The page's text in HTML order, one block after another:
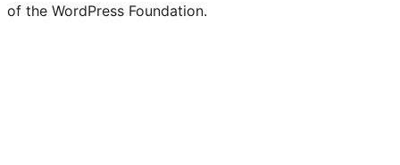
of the WordPress Foundation.